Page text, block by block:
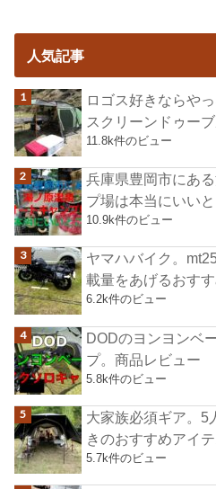
人気記事
ロゴス好きならや
スクリーンドゥー
11.8k件のビュー
兵庫県豊岡市にあ
プ場は本当にいいと
10.9k件のビュー
ヤマハバイク。
載量をあげるおす
6.2k件のビュー
DODのヨンヨンベ
プ。商品レビュー
5.8k件のビュー
大家族必須ギア。5
きのおすすめアイ
5.7k件のビュー